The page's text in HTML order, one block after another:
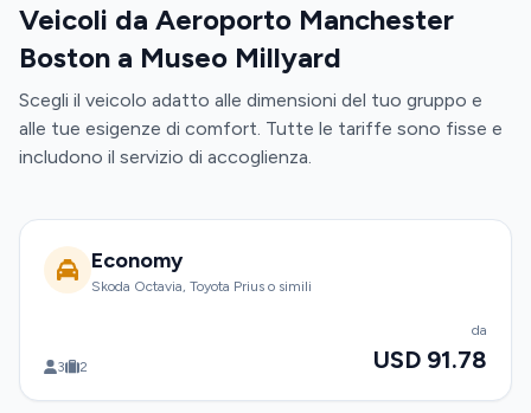
Veicoli da Aeroporto Manchester
Boston a Museo Millyard
Scegli il veicolo adatto alle dimensioni del tuo gruppo e
alle tue esigenze di comfort. Tutte le tariffe sono fisse e
includono il servizio di accoglienza.
Economy
Skoda Octavia, Toyota Prius o simili
3 2
da
USD 91.78